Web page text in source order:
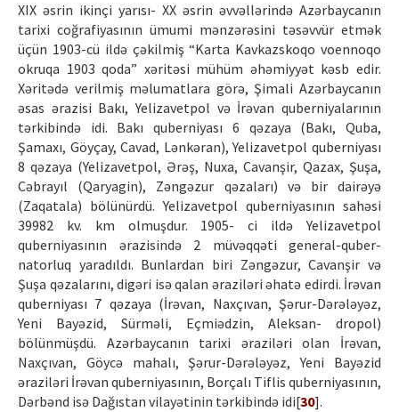
XIX əsrin ikinçi yarısı- XX əsrin əvvəllərində Azərbaycanın
tarixi coğrafiyasının ümumi mənzərəsini təsəvvür etmək
üçün 1903-cü ildə çəkilmiş “Karta Kavkazskoqo voennoqo
okruqa 1903 qoda” xəritəsi mühüm əhəmiyyət kəsb edir.
Xəritədə verilmiş məlumatlara görə, Şimali Azərbaycanın
əsas ərazisi Bakı, Yelizavetpol və İrəvan quberniyalarının
tərkibində idi. Bakı quberniyası 6 qəzaya (Bakı, Quba,
Şamaxı, Göyçay, Cavad, Lənkəran), Yelizavetpol quberniyası
8 qəzaya (Yelizavetpol, Ərəş, Nuxa, Cavanşir, Qazax, Şuşa,
Cəbrayıl (Qaryagin), Zəngəzur qəzaları) və bir dairəyə
(Zaqatala) bölünürdü. Yelizavetpol quberniyasının sahəsi
39982 kv. km olmuşdur. 1905- ci ildə Yelizavetpol
quberniyasının ərazisində 2 müvəqqəti general-quber-
natorluq yaradıldı. Bunlardan biri Zəngəzur, Cavanşir və
Şuşa qəzalarını, digəri isə qalan əraziləri əhatə edirdi. İrəvan
quberniyası 7 qəzaya (İrəvan, Naxçıvan, Şərur-Dərələyəz,
Yeni Bayəzid, Sürməli, Eçmiədzin, Aleksan- dropol)
bölünmüşdü. Azərbaycanın tarixi əraziləri olan İrəvan,
Naxçıvan, Göycə mahalı, Şərur-Dərələyəz, Yeni Bayəzid
əraziləri İrəvan quberniyasının, Borçalı Tiflis quberniyasının,
Dərbənd isə Dağıstan vilayətinin tərkibində idi[30].